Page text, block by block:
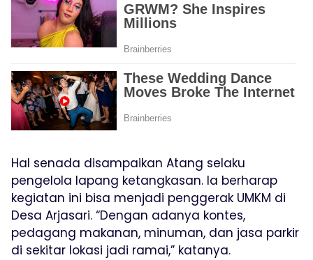
Hal senada disampaikan Atang selaku
pengelola lapang ketangkasan. Ia berharap
kegiatan ini bisa menjadi penggerak UMKM di
Desa Arjasari. “Dengan adanya kontes,
pedagang makanan, minuman, dan jasa parkir
di sekitar lokasi jadi ramai,” katanya.